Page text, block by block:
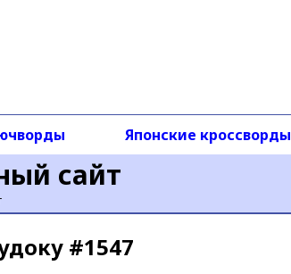
сайт
Японские кроссворды
#1547